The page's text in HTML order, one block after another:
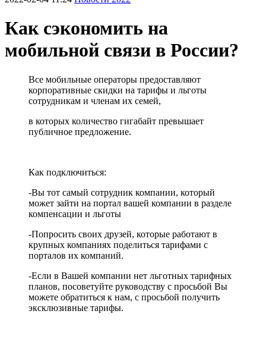
Как сэкономить на
мобильной связи в России?
Все мобильные операторы предоставляют
корпоративные скидки на тарифы и льготы
сотрудникам и членам их семей,
в которых количество гигабайт превышает
публичное предложение.
Как подключиться:
-Вы тот самый сотрудник компании, который
может зайти на портал вашей компании в разделе
компенсации и льготы
-Попросить своих друзей, которые работают в
крупных компаниях поделиться тарифами с
порталов их компаний.
-Если в Вашей компании нет льготных тарифных
планов, посоветуйте руководству с просьбой Вы
можете обратиться к нам, с просьбой получить
эксклюзивные тарифы.